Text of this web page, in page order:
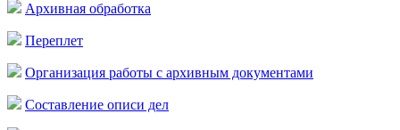
Архивная обработка
Переплет
Организация работы с архивным документами
Составление описи дел